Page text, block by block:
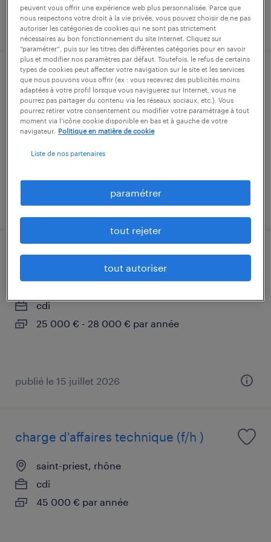
publié le 28 juillet 2026
conducteur spl expérimenté tp pl/spl
(f/h)
saint-pierre-de-chandieu, rhône
publié le 17 juillet 2026
chef d'équipe travaux publics (f/h)
cdi
25 000 € - 28 000 € par année
publié le 15 juillet 2026
charge d'affaires technique (f/h )
saint-priest, rhône
cdi
45 000 € par année
peuvent vous offrir une expérience web plus personnalisée. Parce que
nous respectons votre droit à la vie privée, vous pouvez choisir de ne pas
autoriser les catégories de cookies qui ne sont pas strictement
nécessaires au bon fonctionnement du site Internet. Cliquez sur
“paramétrer”, puis sur les titres des différentes catégories pour en savoir
plus et modifier nos paramètres par défaut. Toutefois, le refus de certains
types de cookies peut affecter votre navigation sur le site et les services
que nous pouvons vous offrir (ex : vous recevrez des publicités moins
adaptées à votre profil lorsque vous naviguerez sur Internet, vous ne
pourrez pas partager du contenu via les réseaux sociaux, etc.). Vous
pourrez retirer votre consentement ou modifier votre paramétrage à tout
moment via l’icône cookie disponible en bas et à gauche de votre
navigateur.
Politique en matière de cookie
Liste de nos partenaires
paramétrer
tout rejeter
tout autoriser